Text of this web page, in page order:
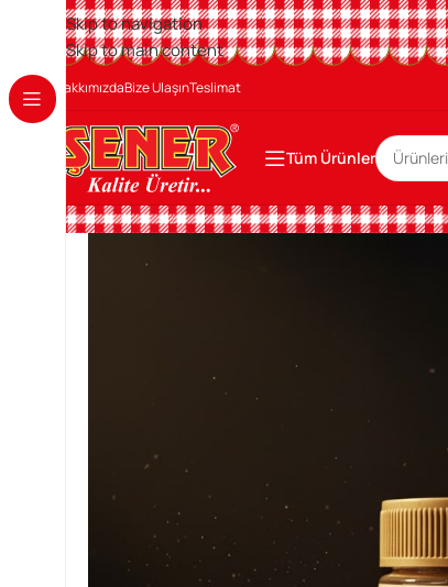
Skip to navigation
Skip to main content
HakkımızdaBize UlaşınTeslimat
Tüm Ürünler